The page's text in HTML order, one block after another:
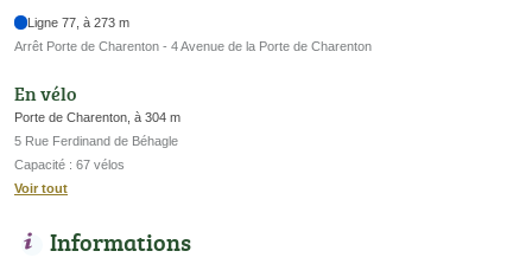
Ligne 77, à 273 m
Arrêt Porte de Charenton - 4 Avenue de la Porte de Charenton
En vélo
Porte de Charenton, à 304 m
5 Rue Ferdinand de Béhagle
Capacité : 67 vélos
Voir tout
Informations